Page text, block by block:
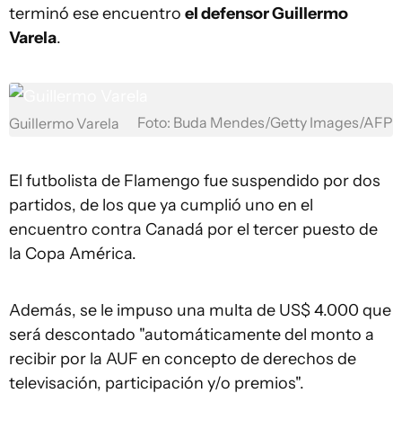
terminó ese encuentro el defensor Guillermo
Varela.
Guillermo Varela Foto: Buda Mendes/Getty Images/AFP
El futbolista de Flamengo fue suspendido por dos
partidos, de los que ya cumplió uno en el
encuentro contra Canadá por el tercer puesto de
la Copa América.
Además, se le impuso una multa de US$ 4.000 que
será descontado "automáticamente del monto a
recibir por la AUF en concepto de derechos de
televisación, participación y/o premios".